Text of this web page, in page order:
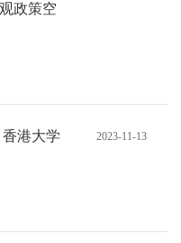
政策空
港大学 2023-11-13